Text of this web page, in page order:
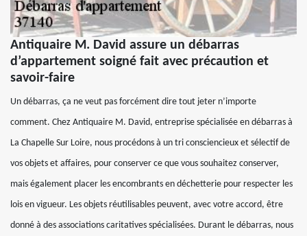
Antiquaire M. David assure un débarras
d’appartement soigné fait avec précaution et
savoir-faire
Un débarras, ça ne veut pas forcément dire tout jeter n’importe
comment. Chez Antiquaire M. David, entreprise spécialisée en débarras à
La Chapelle Sur Loire, nous procédons à un tri consciencieux et sélectif de
vos objets et affaires, pour conserver ce que vous souhaitez conserver,
mais également placer les encombrants en déchetterie pour respecter les
lois en vigueur. Les objets réutilisables peuvent, avec votre accord, être
donné à des associations caritatives spécialisées. Durant le débarras, nous